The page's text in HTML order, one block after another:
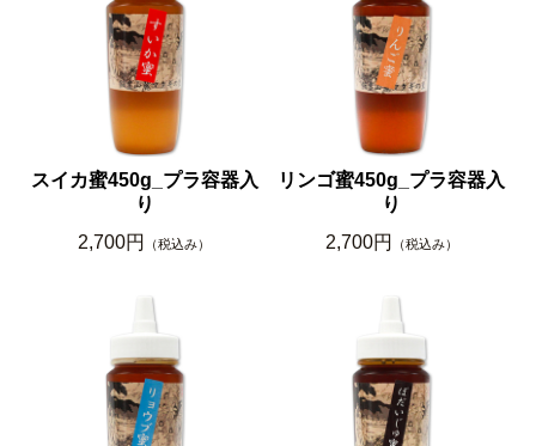
スイカ蜜450g_プラ容器入
り
2,700円
（税込み）
リンゴ蜜450g_プラ容器入
り
2,700円
（税込み）